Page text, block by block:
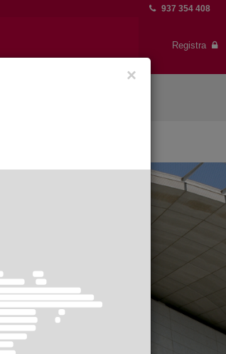
937 354 408
Registra
×